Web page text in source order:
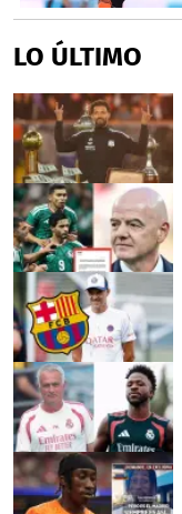
LO ÚLTIMO